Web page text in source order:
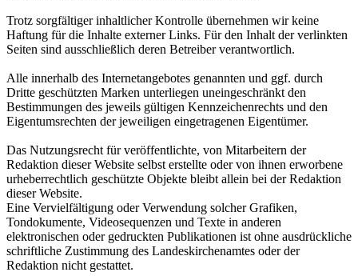
Trotz sorgfältiger inhaltlicher Kontrolle übernehmen wir keine
Haftung für die Inhalte externer Links. Für den Inhalt der verlinkten
Seiten sind ausschließlich deren Betreiber verantwortlich.
Alle innerhalb des Internetangebotes genannten und ggf. durch
Dritte geschützten Marken unterliegen uneingeschränkt den
Bestimmungen des jeweils gültigen Kennzeichenrechts und den
Eigentumsrechten der jeweiligen eingetragenen Eigentümer.
Das Nutzungsrecht für veröffentlichte, von Mitarbeitern der
Redaktion dieser Website selbst erstellte oder von ihnen erworbene
urheberrechtlich geschützte Objekte bleibt allein bei der Redaktion
dieser Website.
Eine Vervielfältigung oder Verwendung solcher Grafiken,
Tondokumente, Videosequenzen und Texte in anderen
elektronischen oder gedruckten Publikationen ist ohne ausdrückliche
schriftliche Zustimmung des Landeskirchenamtes oder der
Redaktion nicht gestattet.